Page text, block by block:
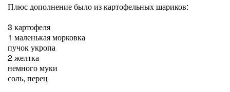
Плюс дополнение было из картофельных шариков:
3 картофеля
1 маленькая морковка
пучок укропа
2 желтка
немного муки
соль, перец